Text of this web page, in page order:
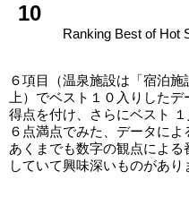
10
Ranking Best of Hot
６項目（温泉施設は「宿泊
上）でベスト１０入りした
得点を付け、さらにベスト
６点満点でみた、データによ
あくまでも数字の観点によ
していて興味深いものがあり